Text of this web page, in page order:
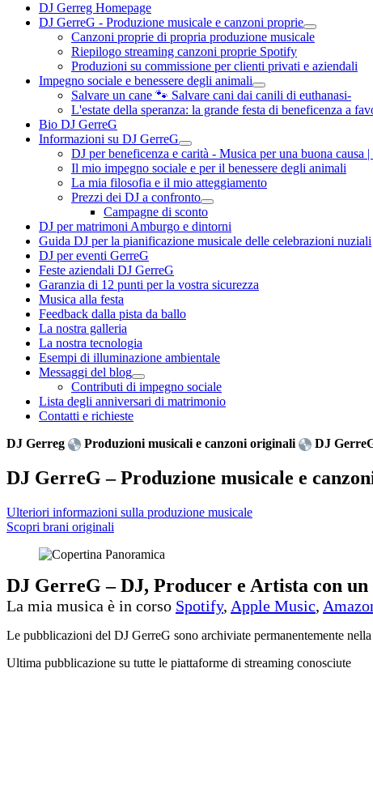
DJ Gerreg Homepage
DJ GerreG - Produzione musicale e canzoni proprie
Canzoni proprie di propria produzione musicale
Riepilogo streaming canzoni proprie Spotify
Produzioni su commissione per clienti privati e aziendali
Impegno sociale e benessere degli animali
Salvare un cane 🐾 Salvare cani dai canili di euthanasi-
L'estate della speranza: la grande festa di beneficenza a
Bio DJ GerreG
Informazioni su DJ GerreG
DJ per beneficenza e carità - Musica per una buona causa
Il mio impegno sociale e per il benessere degli animali
La mia filosofia e il mio atteggiamento
Prezzi dei DJ a confronto
Campagne di sconto
DJ per matrimoni Amburgo e dintorni
Guida DJ per la pianificazione musicale delle celebrazioni nuziali
DJ per eventi GerreG
Feste aziendali DJ GerreG
Garanzia di 12 punti per la vostra sicurezza
Musica alla festa
Feedback dalla pista da ballo
La nostra galleria
La nostra tecnologia
Esempi di illuminazione ambientale
Messaggi del blog
Contributi di impegno sociale
Lista degli anniversari di matrimonio
Contatti e richieste
DJ Gerreg
Produzioni musicali e canzoni originali DJ
DJ GerreG – Produzione musicale e
Ulteriori informazioni sulla produzione musicale
Scopri brani originali
DJ GerreG – DJ, Producer e Artista con un
La mia musica è in corso Spotify, Apple Music,
Le pubblicazioni del DJ GerreG sono archiviate permanentemente
Ultima pubblicazione su tutte le piattaforme di streaming conosciute